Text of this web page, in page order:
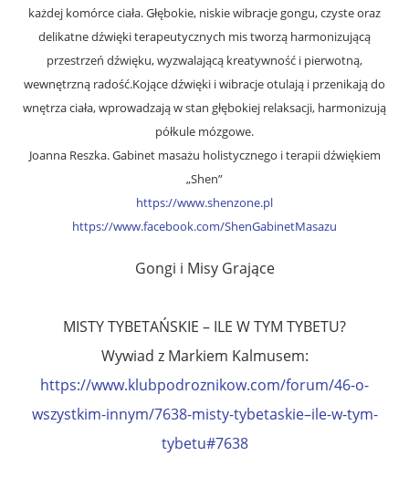
każdej komórce ciała. Głębokie, niskie wibracje gongu, czyste oraz
delikatne dźwięki terapeutycznych mis tworzą harmonizującą
przestrzeń dźwięku, wyzwalającą kreatywność i pierwotną,
wewnętrzną radość.Kojące dźwięki i wibracje otulają i przenikają do
wnętrza ciała, wprowadzają w stan głębokiej relaksacji, harmonizują
półkule mózgowe.
Joanna Reszka. Gabinet masażu holistycznego i terapii dźwiękiem
„Shen”
https://www.shenzone.pl
https://www.facebook.com/ShenGabinetMasazu
Gongi i Misy Grające
MISTY TYBETAŃSKIE – ILE W TYM TYBETU?
Wywiad z Markiem Kalmusem:
https://www.klubpodroznikow.com/forum/46-o-
wszystkim-innym/7638-misty-tybetaskie–ile-w-tym-
tybetu#7638